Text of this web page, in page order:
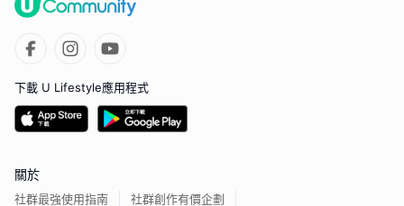
下載 U Lifestyle應用程式
關於
社群最強使用指南 社群創作有價企劃